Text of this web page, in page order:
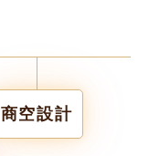
商空設計